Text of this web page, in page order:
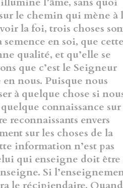
le chemin qui mène à
la foi, trois choses
semence en soi, que
qualité, et qu’elle se
que c’est le Seigneur
nous. Puisque nous
à quelque chose si
quelque connaissance sur
reconnaissants envers
sur les choses de la
information n’est pas
qui enseigne doit être
Si
le récipiendaire. Quand